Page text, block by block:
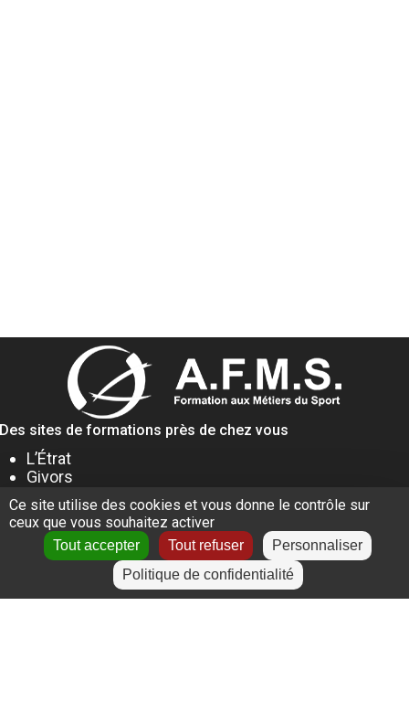
sites de formations près de chez vous
L’Étrat
Givors
Villeurbanne
Lyon
Le Puy-en-Velay
Ce site utilise des cookies et vous donne le contrôle sur
ceux que vous souhaitez activer
Tout accepter Tout refuser
Personnaliser
Politique de confidentialité